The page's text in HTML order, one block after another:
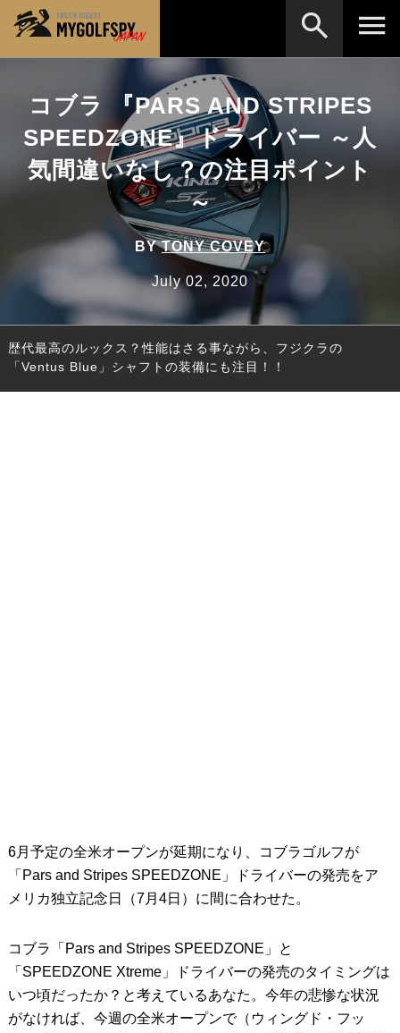
コブラ 『PARS AND STRIPES
SPEEDZONE』ドライバー ～人
気間違いなし？の注目ポイント
～
BYTONY COVEY
July 02, 2020
歴代最高のルックス？性能はさる事ながら、フジクラの
「Ventus Blue」シャフトの装備にも注目！！
6月予定の全米オープンが延期になり、コブラゴルフが
「Pars and Stripes SPEEDZONE」ドライバーの発売をア
メリカ独立記念日（7月4日）に間に合わせた。
コブラ「Pars and Stripes SPEEDZONE」と
「SPEEDZONE Xtreme」ドライバーの発売のタイミングは
いつ頃だったか？と考えているあなた。今年の悲惨な状況
がなければ、今週の全米オープンで（ウィングド・フッ
MOST WANTED テストランキング
NEW RELEASES 新製品情報
HOW TO ゴルフ上達・実践テクニック
テスト・データ検証
Golf News ゴルフニュース
REVIEWS 製品レビュー
ドライバー
FAIRWAY WOODS フェアウェイウッド
HYBRIDS ハイブリッド
※メーカー名やクラブ名など、検索したい事柄を入